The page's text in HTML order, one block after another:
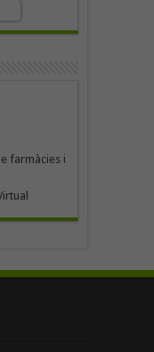
farmàcies i